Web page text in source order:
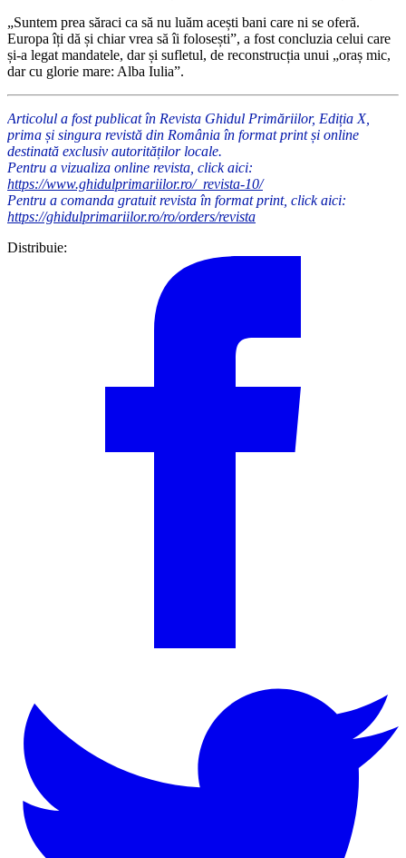
„Suntem prea săraci ca să nu luăm acești bani care ni se oferă.
Europa îți dă și chiar vrea să îi folosești”, a fost concluzia celui care
și-a legat mandatele, dar și sufletul, de reconstrucția unui „oraș mic,
dar cu glorie mare: Alba Iulia”.
Articolul a fost publicat în Revista Ghidul Primăriilor, Ediția X,
prima și singura revistă din România în format print și online
destinată exclusiv autorităților locale.
Pentru a vizualiza online revista, click aici:
https://www.ghidulprimariilor.ro/_revista-10/
Pentru a comanda gratuit revista în format print, click aici:
https://ghidulprimariilor.ro/ro/orders/revista
Distribuie: